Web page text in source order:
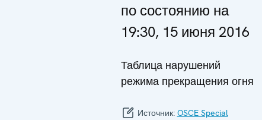
по состоянию на
19:30, 15 июня 2016
Таблица нарушений
режима прекращения огня
Источник: OSCE Special